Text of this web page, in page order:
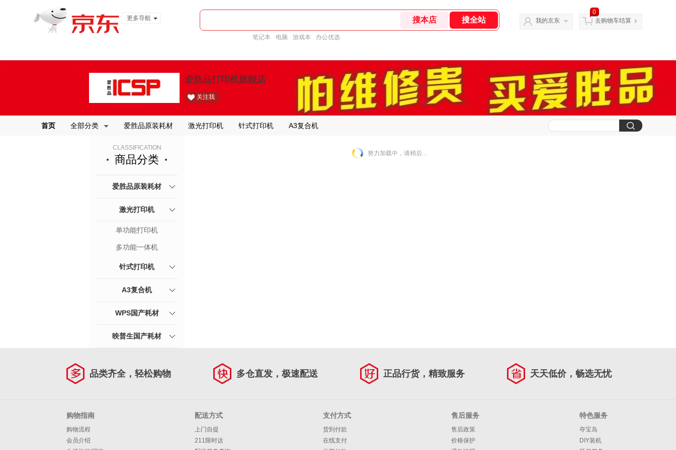
更多导航
笔记本 电脑 游戏本 办公优选
我的京东
0
去购物车结算
爱胜品打印机旗舰店
关注我
首页 全部分类 爱胜品原装耗材 激光打印机 针式打印机 A3复合机
CLASSIFICATION
商品分类
爱胜品原装耗材
激光打印机
单功能打印机
多功能一体机
针式打印机
A3复合机
WPS国产耗材
映普生国产耗材
努力加载中，请稍后...
品类齐全，轻松购物 多仓直发，极速配送 正品行货，精致服务 天天低价，畅选无忧
购物指南
购物流程
会员介绍
配送方式
上门自提
211限时达
支付方式
货到付款
在线支付
售后服务
售后政策
价格保护
特色服务
夺宝岛
DIY装机